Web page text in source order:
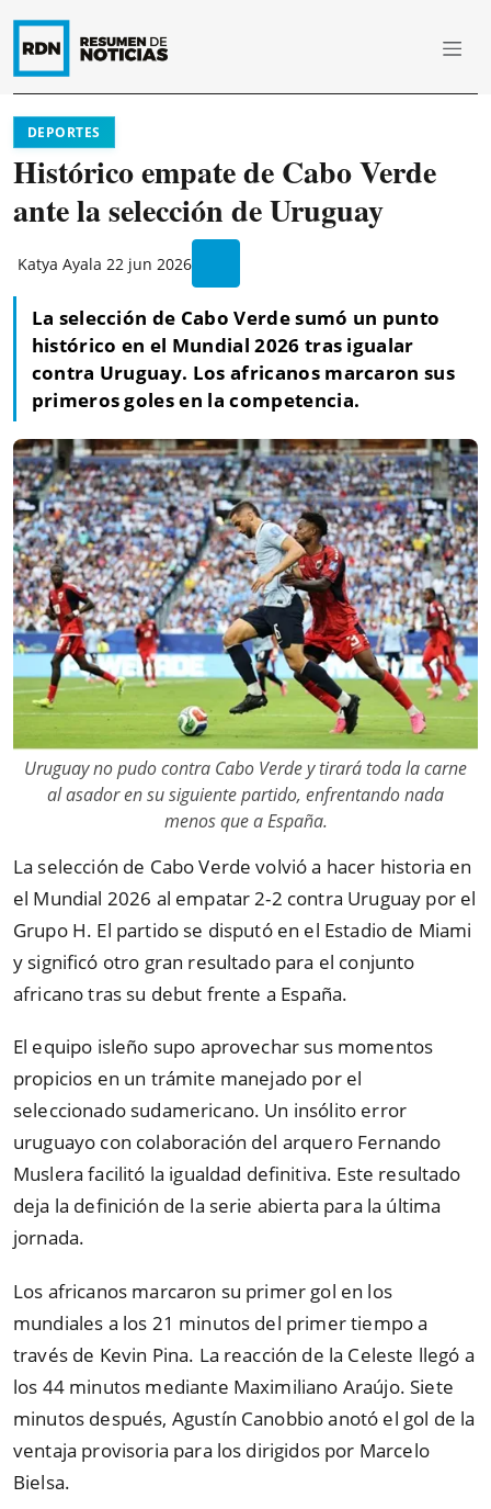
DEPORTES
Histórico empate de Cabo Verde
ante la selección de Uruguay
Katya Ayala 22 jun 2026
La selección de Cabo Verde sumó un punto
histórico en el Mundial 2026 tras igualar
contra Uruguay. Los africanos marcaron sus
primeros goles en la competencia.
Uruguay no pudo contra Cabo Verde y tirará toda la carne
al asador en su siguiente partido, enfrentando nada
menos que a España.
La selección de Cabo Verde volvió a hacer historia en
el Mundial 2026 al empatar 2-2 contra Uruguay por el
Grupo H. El partido se disputó en el Estadio de Miami
y significó otro gran resultado para el conjunto
africano tras su debut frente a España.
El equipo isleño supo aprovechar sus momentos
propicios en un trámite manejado por el
seleccionado sudamericano. Un insólito error
uruguayo con colaboración del arquero Fernando
Muslera facilitó la igualdad definitiva. Este resultado
deja la definición de la serie abierta para la última
jornada.
Los africanos marcaron su primer gol en los
mundiales a los 21 minutos del primer tiempo a
través de Kevin Pina. La reacción de la Celeste llegó a
los 44 minutos mediante Maximiliano Araújo. Siete
minutos después, Agustín Canobbio anotó el gol de la
ventaja provisoria para los dirigidos por Marcelo
Bielsa.